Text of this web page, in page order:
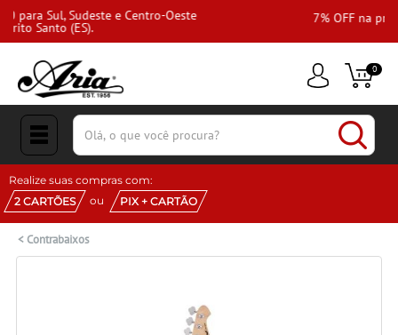
7% OFF na primeira compra!
0
(pesquisar)
Realize suas compras com:
2 CARTÕES
ou PIX + CARTÃO
<Contrabaixos